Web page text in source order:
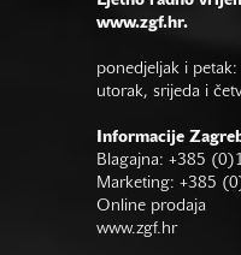
www.zgf.hr.
ponedjeljak i
utorak, srijeda i
Informacije
Blagajna: +385
Marketing: +385
Online prodaja
www.zgf.hr